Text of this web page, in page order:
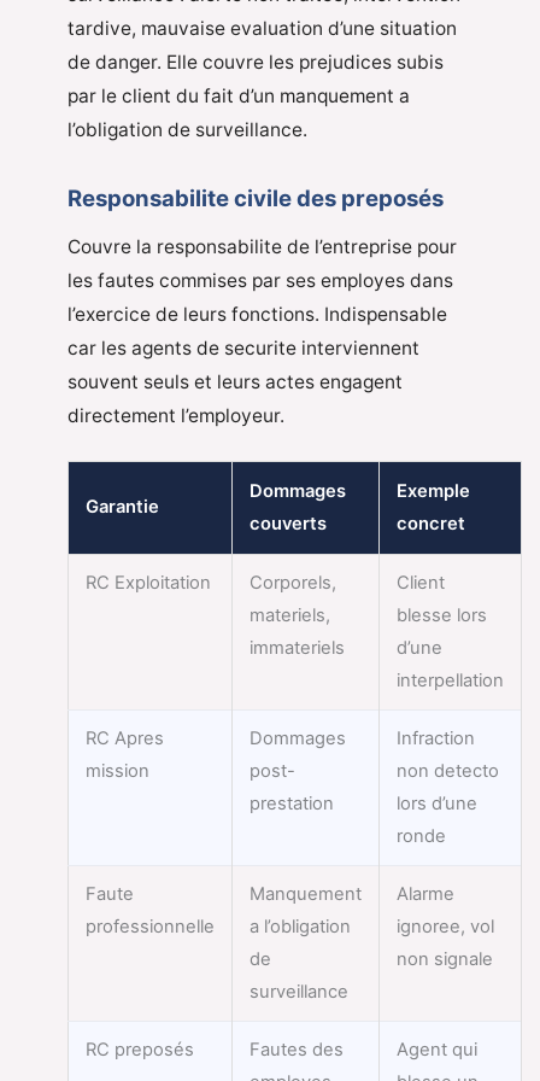
tardive, mauvaise evaluation d’une situation
de danger. Elle couvre les prejudices subis
par le client du fait d’un manquement a
l’obligation de surveillance.
Responsabilite civile des preposés
Couvre la responsabilite de l’entreprise pour
les fautes commises par ses employes dans
l’exercice de leurs fonctions. Indispensable
car les agents de securite interviennent
souvent seuls et leurs actes engagent
directement l’employeur.
Garantie
Dommages
couverts
Exemple
concret
RC Exploitation
Corporels,
materiels,
immateriels
Client
blesse lors
d’une
interpellation
RC Apres
mission
Dommages
post-
prestation
Infraction
non detecto
lors d’une
ronde
Faute
professionnelle
Manquement
a l’obligation
de
surveillance
Alarme
ignoree, vol
non signale
RC preposés
Fautes des
Agent qui